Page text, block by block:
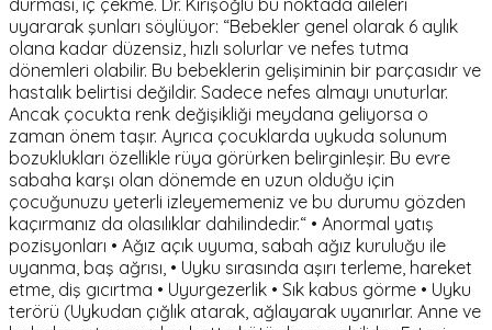
durması, iç çekme. Dr. Kırışoğlu bu noktada aileleri
uyararak şunları söylüyor: “Bebekler genel olarak 6 aylık
olana kadar düzensiz, hızlı solurlar ve nefes tutma
dönemleri olabilir. Bu bebeklerin gelişiminin bir parçasıdır ve
hastalık belirtisi değildir. Sadece nefes almayı unuturlar.
Ancak çocukta renk değişikliği meydana geliyorsa o
zaman önem taşır. Ayrıca çocuklarda uykuda solunum
bozuklukları özellikle rüya görürken belirginleşir. Bu evre
sabaha karşı olan dönemde en uzun olduğu için
çocuğunuzu yeterli izleyememeniz ve bu durumu gözden
kaçırmanız da olasılıklar dahilindedir.“ • Anormal yatış
pozisyonları • Ağız açık uyuma, sabah ağız kuruluğu ile
uyanma, baş ağrısı, • Uyku sırasında aşırı terleme, hareket
etme, diş gıcırtma • Uyurgezerlik • Sık kabus görme • Uyku
terörü (Uykudan çığlık atarak, ağlayarak uyanırlar. Anne ve